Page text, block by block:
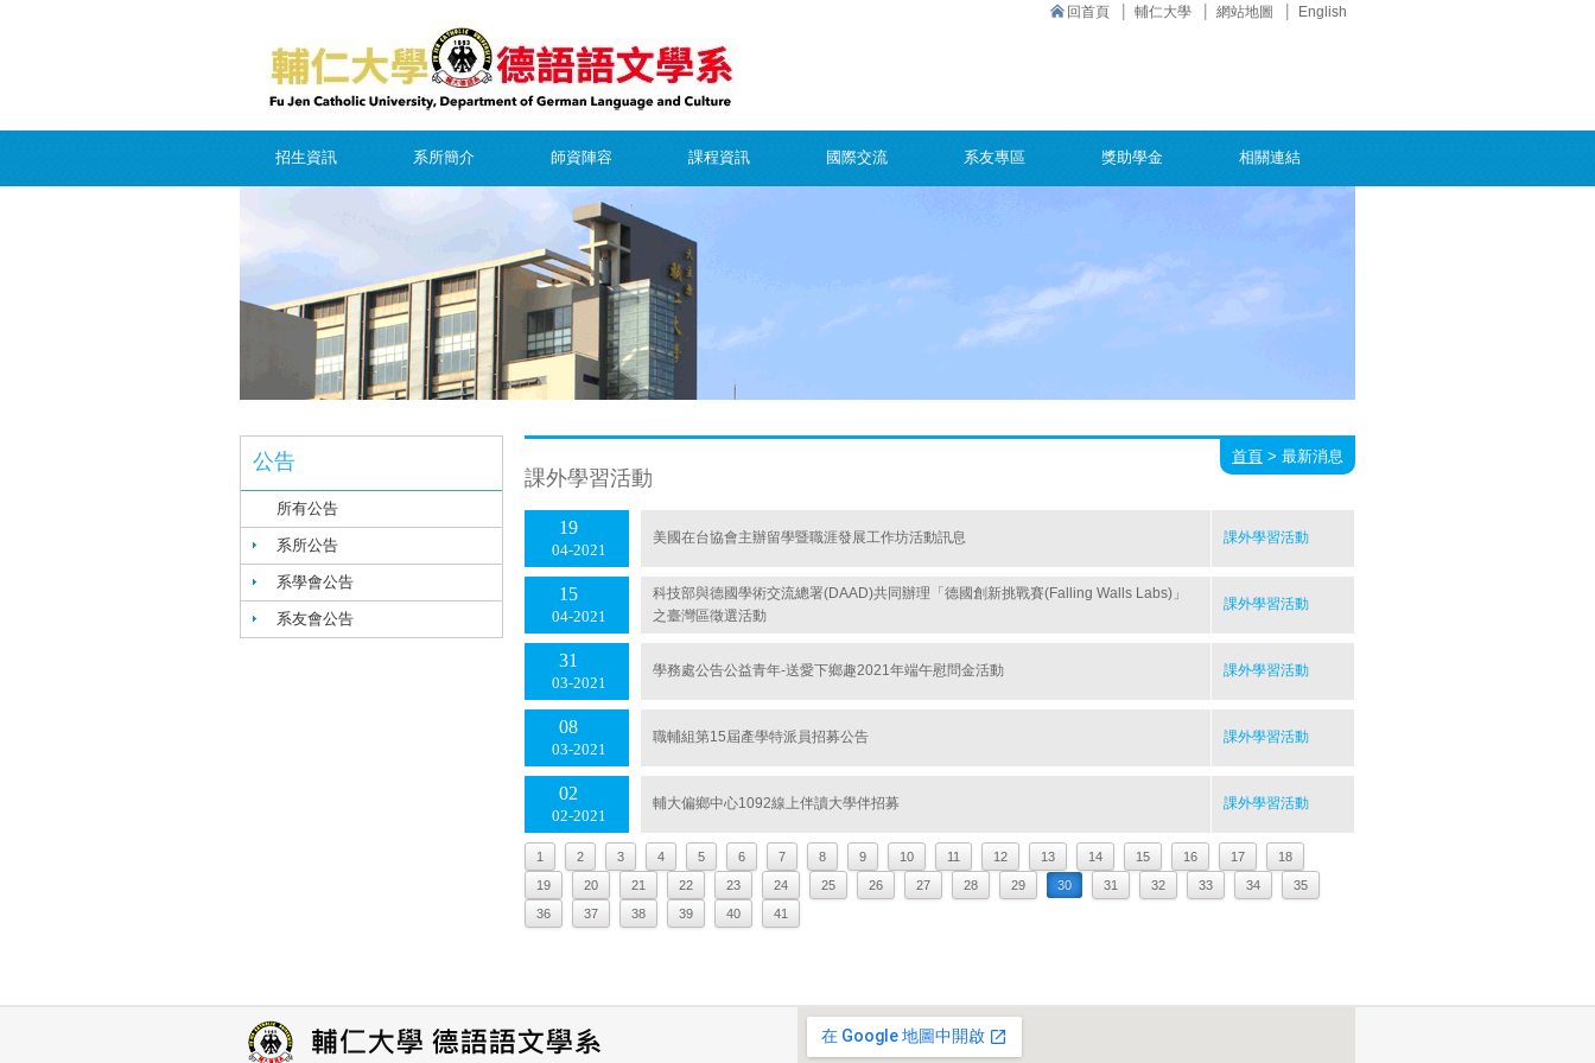
回首頁 輔仁大學 網站地圖 English
招生資訊 系所簡介 師資陣容 課程資訊 國際交流 系友專區 獎助學金 相關連結
公告
所有公告
系所公告
系學會公告
系友會公告
課外學習活動
首頁 > 最新消息
04 2021
19 美國在台協會主辦留學暨職涯發展工作坊活動訊息 課外學習活動
04 2021
15
科技部與德國學術交流總署(DAAD)共同辦理「德國創新挑戰賽(Falling Walls Labs)」
之臺灣區徵選活動
課外學習活動
03 2021
31 學務處公告公益青年-送愛下鄉趣2021年端午慰問金活動 課外學習活動
03 2021
08 職輔組第15屆產學特派員招募公告 課外學習活動
02 2021
02 輔大偏鄉中心1092線上伴讀大學伴招募 課外學習活動
1 2 3 4 5 6 7 8 9 10 11 12 13 14 15 16 17
18
19
20 21 22 23 24 25 26 27 28 29 30 31 32 33 34
35
36
37 38 39 40 41